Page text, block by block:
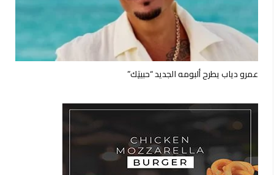
عمرو دياب يطرح ألبومه الجديد “حبيتِك”